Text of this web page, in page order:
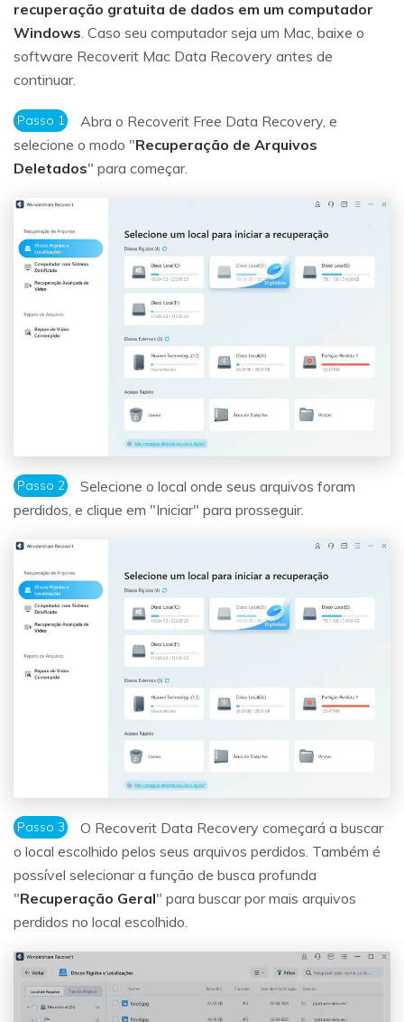
recuperação gratuita de dados em um computador
Windows . Caso seu computador seja um Mac, baixe o
software Recoverit Mac Data Recovery antes de
continuar.
Passo 1
Abra o Recoverit Free Data Recovery, e
selecione o modo "Recuperação de Arquivos
Deletados" para começar.
Passo 2
Selecione o local onde seus arquivos foram
perdidos, e clique em "Iniciar" para prosseguir.
Passo 3
O Recoverit Data Recovery começará a buscar
o local escolhido pelos seus arquivos perdidos. Também é
possível selecionar a função de busca profunda
"Recuperação Geral" para buscar por mais arquivos
perdidos no local escolhido.